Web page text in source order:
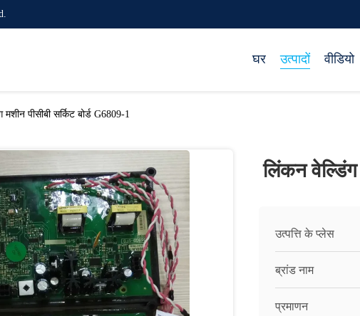
घर उत्पादों वीडियो
पीसीबी सर्किट बोर्ड G6809-1
लिंकन वेल्डिंग
उत्पत्ति के प्लेस
ब्रांड नाम
प्रमाणन